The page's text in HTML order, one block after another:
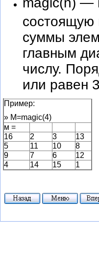
состоящую
суммы
главным
числу.
или равен
Пример:
» M=magic(4)
м =
16
2 3
13
5
11 10
8
9
7 6
12
4
14 15 1